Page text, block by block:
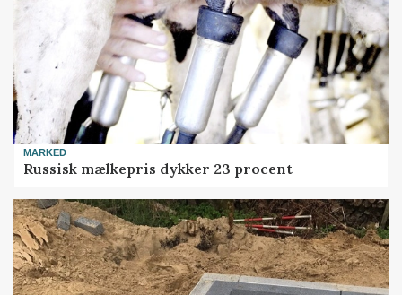
MARKED
Russisk mælkepris dykker 23 procent